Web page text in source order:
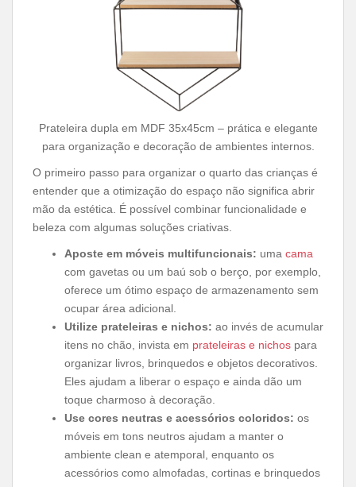
Prateleira dupla em MDF 35x45cm – prática e elegante
para organização e decoração de ambientes internos.
O primeiro passo para organizar o quarto das crianças é
entender que a otimização do espaço não significa abrir
mão da estética. É possível combinar funcionalidade e
beleza com algumas soluções criativas.
Aposte em móveis multifuncionais: uma cama
com gavetas ou um baú sob o berço, por exemplo,
oferece um ótimo espaço de armazenamento sem
ocupar área adicional.
Utilize prateleiras e nichos: ao invés de acumular
itens no chão, invista em prateleiras e nichos para
organizar livros, brinquedos e objetos decorativos.
Eles ajudam a liberar o espaço e ainda dão um
toque charmoso à decoração.
Use cores neutras e acessórios coloridos: os
móveis em tons neutros ajudam a manter o
ambiente clean e atemporal, enquanto os
acessórios como almofadas, cortinas e brinquedos